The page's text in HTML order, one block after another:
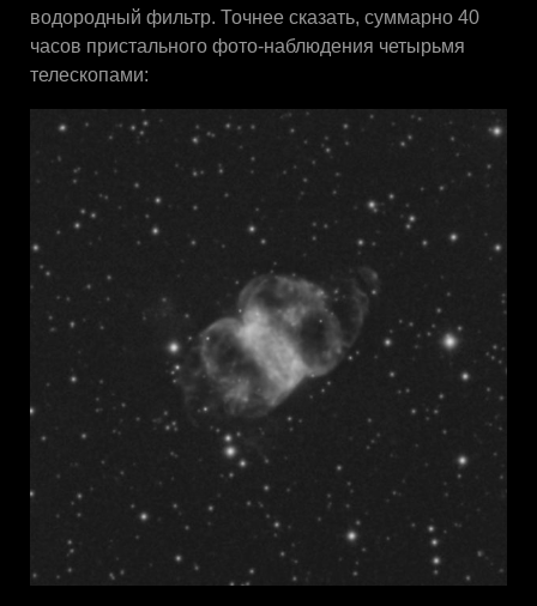
водородный фильтр. Точнее сказать, суммарно 40
часов пристального фото-наблюдения четырьмя
телескопами: